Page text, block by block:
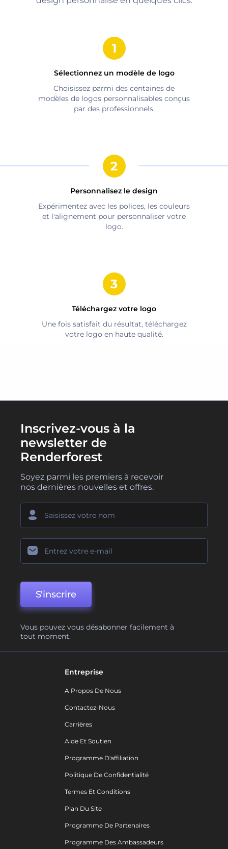
Sélectionnez un modèle de logo
Choisissez parmi des centaines de
modèles de logos personnalisables conçus
par des professionnels.
Personnalisez le design
Expérimentez avec les polices, les couleurs
et l'alignement pour personnaliser votre
logo.
Téléchargez votre logo
Une fois satisfait du résultat, téléchargez
votre logo en haute qualité.
Inscrivez-vous à la
newsletter de
Renderforest
Soyez parmi les premiers à recevoir
nos dernières nouvelles et offres.
S'inscrire
Vous pouvez vous désabonner facilement à
tout moment.
Entreprise
A Propos De Nous
Contactez-Nous
Carrières
Aide Et Soutien
Programme D'affiliation
Politique De Confidentialité
Termes Et Conditions
Plan Du Site
Programme De Partenaires
Programme Des Ambassadeurs